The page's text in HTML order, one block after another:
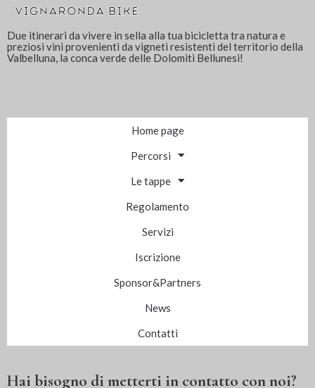
Due itinerari da vivere in sella alla tua bicicletta tra natura e
preziosi vini provenienti da vigneti resistenti del territorio della
Valbelluna, la conca verde delle Dolomiti Bellunesi!
Home page
Percorsi
Le tappe
Regolamento
Servizi
Iscrizione
Sponsor&Partners
News
Contatti
Hai bisogno di metterti in contatto con noi?